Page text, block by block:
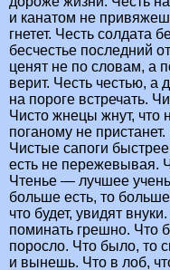
и канатом не
гнетет. Честь солдата
бесчестье последний
ценят не по словам, а
верит. Честь честью, а
на пороге встречать.
Чисто жнецы жнут, что
поганому не
Чистые сапоги
есть не пережевывая.
Чтенье — лучшее
больше есть, то
что будет, увидят
поминать грешно. Что
поросло. Что было, то
и вынешь. Что в лоб,